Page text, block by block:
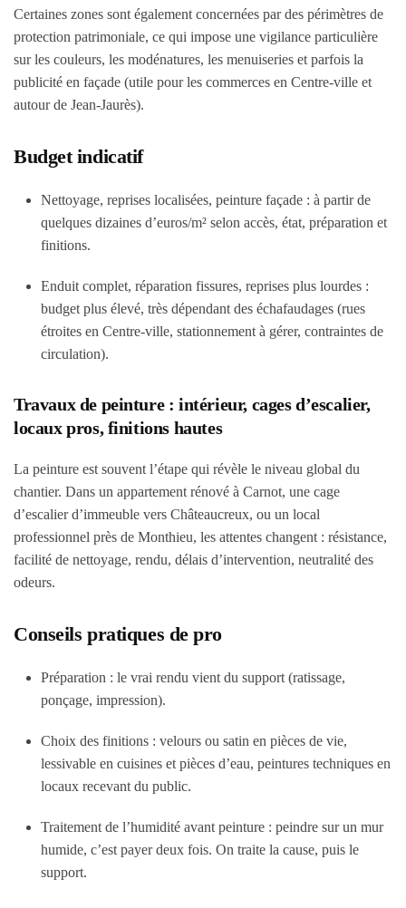
Certaines zones sont également concernées par des périmètres de
protection patrimoniale, ce qui impose une vigilance particulière
sur les couleurs, les modénatures, les menuiseries et parfois la
publicité en façade (utile pour les commerces en Centre-ville et
autour de Jean-Jaurès).
Budget indicatif
Nettoyage, reprises localisées, peinture façade : à partir de
quelques dizaines d’euros/m² selon accès, état, préparation et
finitions.
Enduit complet, réparation fissures, reprises plus lourdes :
budget plus élevé, très dépendant des échafaudages (rues
étroites en Centre-ville, stationnement à gérer, contraintes de
circulation).
Travaux de peinture : intérieur, cages d’escalier,
locaux pros, finitions hautes
La peinture est souvent l’étape qui révèle le niveau global du
chantier. Dans un appartement rénové à Carnot, une cage
d’escalier d’immeuble vers Châteaucreux, ou un local
professionnel près de Monthieu, les attentes changent : résistance,
facilité de nettoyage, rendu, délais d’intervention, neutralité des
odeurs.
Conseils pratiques de pro
Préparation : le vrai rendu vient du support (ratissage,
ponçage, impression).
Choix des finitions : velours ou satin en pièces de vie,
lessivable en cuisines et pièces d’eau, peintures techniques en
locaux recevant du public.
Traitement de l’humidité avant peinture : peindre sur un mur
humide, c’est payer deux fois. On traite la cause, puis le
support.